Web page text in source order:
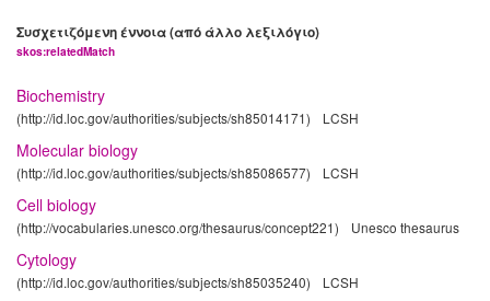
Συσχετιζόμενη έννοια (από άλλο λεξιλόγιο)
skos:relatedMatch
Biochemistry
(http://id.loc.gov/authorities/subjects/sh85014171) LCSH
Molecular biology
(http://id.loc.gov/authorities/subjects/sh85086577) LCSH
Cell biology
(http://vocabularies.unesco.org/thesaurus/concept221) Unesco thesaurus
Cytology
(http://id.loc.gov/authorities/subjects/sh85035240) LCSH